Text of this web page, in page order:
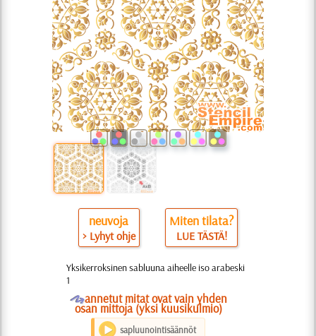
neuvoja
> Lyhyt ohje
Miten tilata?
LUE TÄSTÄ!
Yksikerroksinen sabluuna aiheelle iso arabeski
1
Oannetut mitat ovat vain yhden
osan mittoja (yksi kuusikulmio)
sapluunointisäännöt